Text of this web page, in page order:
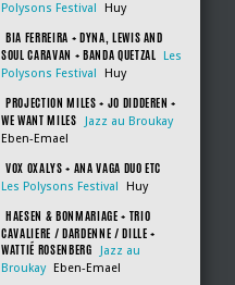
Polysons Festival
Huy
BIA FERREIRA + DYNA, LEWIS AND
SOUL CARAVAN + BANDA QUETZAL
Les
Polysons Festival
Huy
PROJECTION MILES + JO DIDDEREN +
WE WANT MILES
Jazz au Broukay
Eben-Emael
VOX OXALYS + ANA VAGA DUO ETC
Les Polysons Festival Huy
HAESEN & BONMARIAGE + TRIO
CAVALIERE / DARDENNE / DILLE +
WATTIÉ ROSENBERG
Jazz au
Broukay
Eben-Emael